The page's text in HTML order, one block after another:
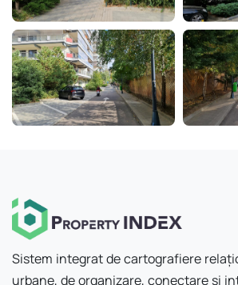
Sistem integrat de cartografiere
urbane, de organizare, conectare și